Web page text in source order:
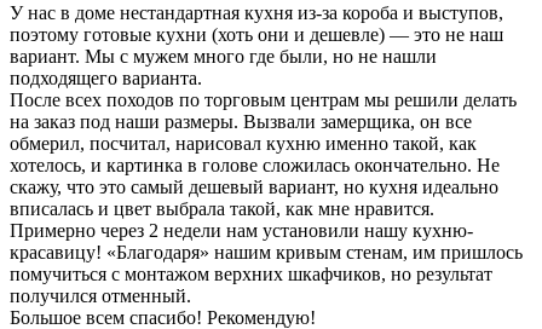
У нас в доме нестандартная кухня из-за короба и выступов,
поэтому готовые кухни (хоть они и дешевле) — это не наш
вариант. Мы с мужем много где были, но не нашли
подходящего варианта.
После всех походов по торговым центрам мы решили делать
на заказ под наши размеры. Вызвали замерщика, он все
обмерил, посчитал, нарисовал кухню именно такой, как
хотелось, и картинка в голове сложилась окончательно. Не
скажу, что это самый дешевый вариант, но кухня идеально
вписалась и цвет выбрала такой, как мне нравится.
Примерно через 2 недели нам установили нашу кухню-
красавицу! «Благодаря» нашим кривым стенам, им пришлось
помучиться с монтажом верхних шкафчиков, но результат
получился отменный.
Большое всем спасибо! Рекомендую!